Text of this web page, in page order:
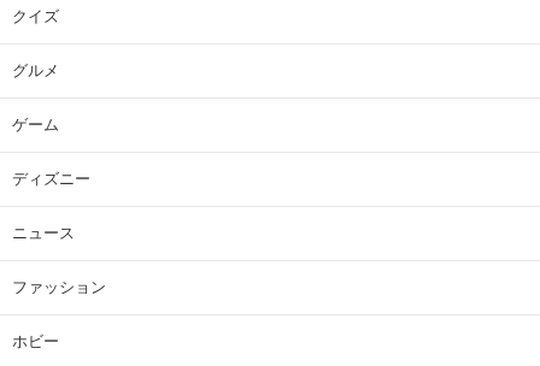
クイズ
グルメ
ゲーム
ディズニー
ニュース
ファッション
ホビー